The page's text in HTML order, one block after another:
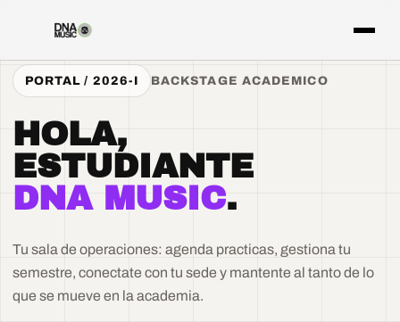
PORTAL / 2026-I BACKSTAGE ACADEMICO
HOLA,
ESTUDIANTE
DNA MUSIC.
Tu sala de operaciones: agenda practicas, gestiona tu
semestre, conectate con tu sede y mantente al tanto de lo
que se mueve en la academia.